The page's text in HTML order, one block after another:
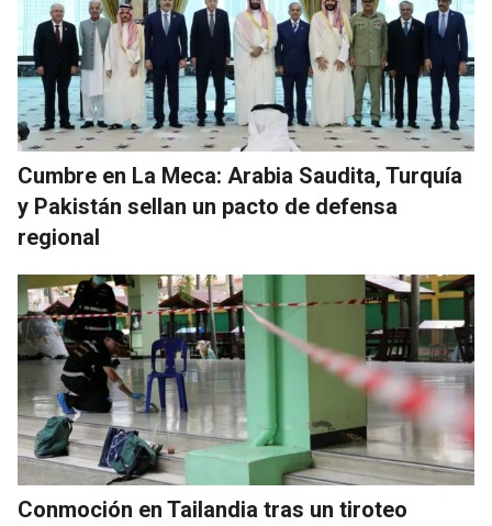
Cumbre en La Meca: Arabia Saudita, Turquía
y Pakistán sellan un pacto de defensa
regional
Conmoción en Tailandia tras un tiroteo